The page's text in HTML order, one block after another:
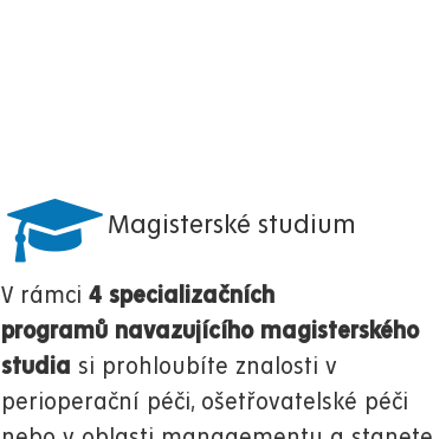
Magisterské studium
V rámci4 specializačních
programů navazujícího magisterského
studia si prohloubíte znalosti v
perioperační péči, ošetřovatelské péči